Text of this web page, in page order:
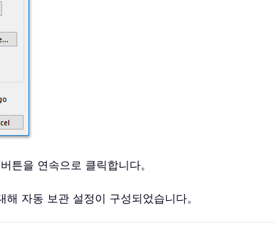
튼을 연속으로 클릭합니다。
자동 보관 설정이 구성되었습니다。